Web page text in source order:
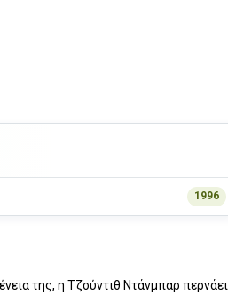
1996
της, η Τζούντιθ Ντάνμπαρ περνάει